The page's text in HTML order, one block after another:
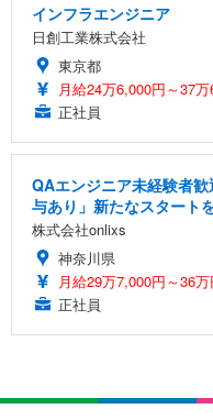
インフラエンジニア
日創工業株式会社
東京都
月給24万6,000円～37
正社員
QAエンジニア未経験者
与あり」新たなスタート
株式会社onlixs
神奈川県
月給29万7,000円～36万
正社員